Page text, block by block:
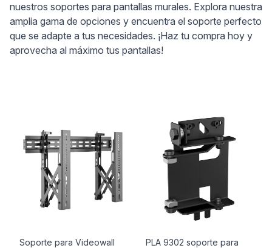
nuestros soportes para pantallas murales. Explora nuestra
amplia gama de opciones y encuentra el soporte perfecto
que se adapte a tus necesidades. ¡Haz tu compra hoy y
aprovecha al máximo tus pantallas!
Soporte para Videowall
PLA 9302 soporte para